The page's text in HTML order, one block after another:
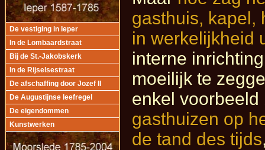
De vestiging in Ieper
In de Lombaardstraat
Bij de St.-Jakobskerk
In de Rijselsestraat
De afschaffing door Jozef II
De Augustijnse leefregel
De eigendommen
Kunstwerken
gasthuis, kapel,
in werkelijkheid
interne
moeilijk te
enkel
gasthuizen op
de tand des tijds